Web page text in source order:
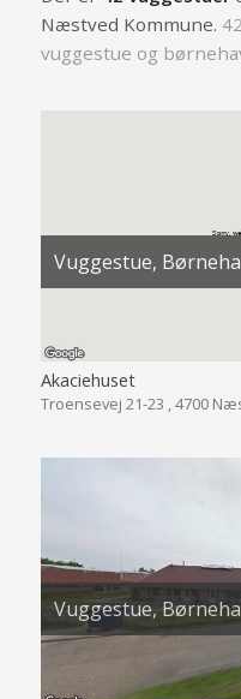
Næstved Kommune.
vuggestue og
Vuggestue,
Akaciehuset
Troensevej 21-23 , 4700
Vuggestue,